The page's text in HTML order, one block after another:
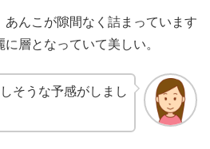
あんこが隙間なく詰まっています
層となっていて美しい。
そうな予感がしまし